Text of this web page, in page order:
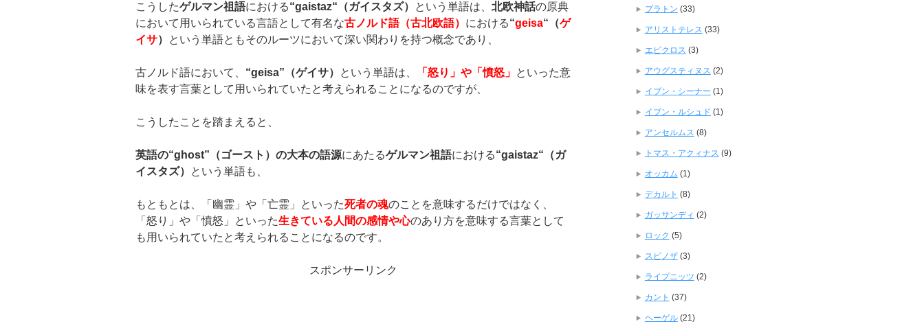
こうしたゲルマン祖語における“gaistaz“ （ガイスタズ） という単語は、 北欧神話の原典
において用いられている言語として有名な古ノルド語（古北欧語） における“geisa“ （ゲ
イサ） という単語ともそのルーツにおいて深い関わりを持つ概念であり、
古ノルド語において、 “geisa” （ゲイサ） という単語は、 「怒り」や「憤怒」 といった意
味を表す言葉として用いられていたと考えられることになるのですが、
こうしたことを踏まえると、
英語の“ghost” （ゴースト）の大本の語源にあたるゲルマン祖語における“gaistaz“ （ガ
イスタズ）
という単語も、
もともとは、「幽霊」や「亡霊」といった死者の魂のことを意味するだけではなく、
「怒り」や「憤怒」といった生きている人間の感情や心のあり方を意味する言葉として
も用いられていたと考えられることになるのです。
スポンサーリンク
プラトン (33)
アリストテレス (33)
エピクロス (3)
アウグスティヌス (2)
イブン・シーナー (1)
イブン・ルシュド (1)
アンセルムス (8)
トマス・アクィナス (9)
オッカム (1)
デカルト (8)
ガッサンディ (2)
ロック (5)
スピノザ(3)
ライプニッツ (2)
カント (37)
ヘーゲル(21)